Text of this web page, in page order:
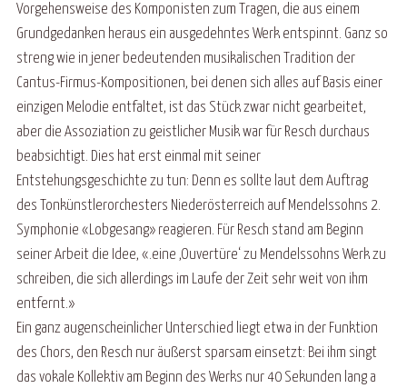
Vorgehensweise des Komponisten zum Tragen, die aus einem
Grundgedanken heraus ein ausgedehntes Werk entspinnt. Ganz so
streng wie in jener bedeutenden musikalischen Tradition der
Cantus-Firmus-Kompositionen, bei denen sich alles auf Basis einer
einzigen Melodie entfaltet, ist das Stück zwar nicht gearbeitet,
aber die Assoziation zu geistlicher Musik war für Resch durchaus
beabsichtigt. Dies hat erst einmal mit seiner
Entstehungsgeschichte zu tun: Denn es sollte laut dem Auftrag
des Tonkünstlerorchesters Niederösterreich auf Mendelssohns 2.
Symphonie «Lobgesang» reagieren. Für Resch stand am Beginn
seiner Arbeit die Idee, «.eine ,Ouvertüre‘ zu Mendelssohns Werk zu
schreiben, die sich allerdings im Laufe der Zeit sehr weit von ihm
entfernt.»
Ein ganz augenscheinlicher Unterschied liegt etwa in der Funktion
des Chors, den Resch nur äußerst sparsam einsetzt: Bei ihm singt
das vokale Kollektiv am Beginn des Werks nur 40 Sekunden lang a